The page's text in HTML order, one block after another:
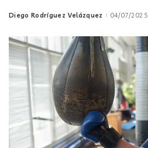
Posted
Diego Rodríguez Velázquez 04/07/2025